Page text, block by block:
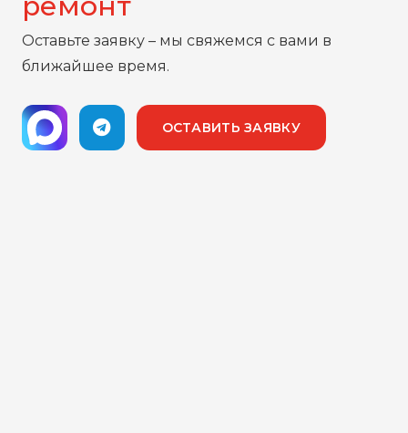
Оставьте заявку – мы свяжемся с вами в
ближайшее время.
ОСТАВИТЬ ЗАЯВКУ